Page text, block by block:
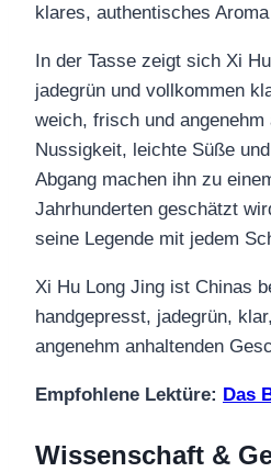
klares, authentisches
In der Tasse zeigt sich Xi
jadegrün und vollkommen
weich, frisch und
Nussigkeit, leichte Süße
Abgang machen ihn zu
Jahrhunderten geschätzt
seine Legende mit jedem
Xi Hu Long Jing ist Chinas
handgepresst, jadegrün,
angenehm anhaltenden
Empfohlene Lektüre: Das
Wissenschaft &